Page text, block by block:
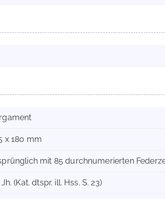
x 180 mm
mit 85 durchnumerierten
Jh. (Kat. dtspr. ill. Hss. S. 23)